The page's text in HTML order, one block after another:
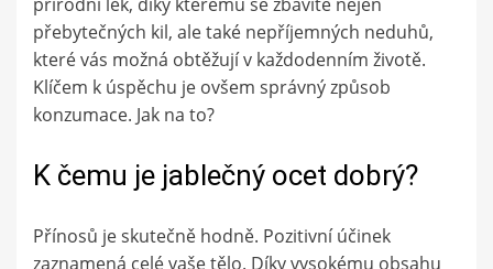
přebytečných kil, ale také nepříjemných neduhů,
které vás možná obtěžují v každodenním životě.
Klíčem k úspěchu je ovšem správný způsob
konzumace. Jak na to?
K čemu je jablečný ocet dobrý?
Přínosů je skutečně hodně. Pozitivní účinek
zaznamená celé vaše tělo. Díky vysokému obsahu